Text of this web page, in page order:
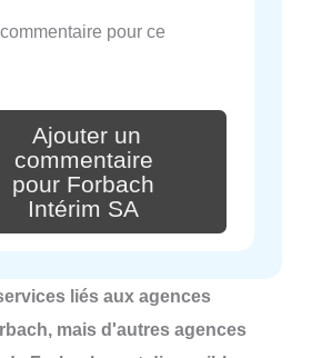
pour ce
Ajouter un
commentaire
pour Forbach
Intérim SA
liés aux agences
mais d'autres agences